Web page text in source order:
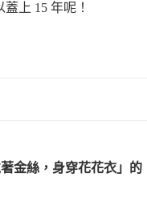
上 15 年呢！
金絲，身穿花花衣」的